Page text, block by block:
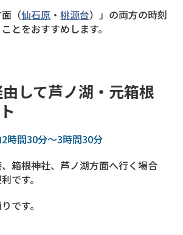
（仙石原 ・桃源台）」の両方の時刻
とをおすすめします。
して芦ノ湖・元箱根
時間30分〜3時間30分
箱根神社、芦ノ湖方面へ行く場合
です。
です。